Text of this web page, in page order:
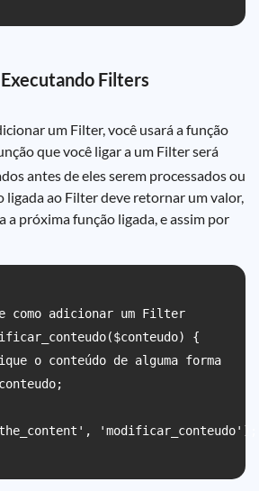
Filters
um Filter, você usará a função
que você ligar a um Filter será
antes de eles serem processados ou
ligada ao Filter deve retornar um valor,
a próxima função ligada, e assim por
como adicionar um Filter
{
o conteúdo de alguma forma
'modificar_conteudo');